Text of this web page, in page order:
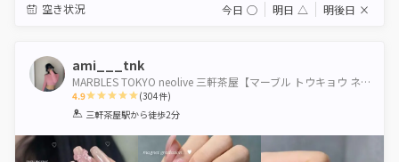
空き状況 今日 ◯ 明日 △ 明後日 ×
ami___tnk
MARBLES TOKYO neolive 三軒茶屋【マーブル トウキョウ ネオリーブ】
4.9
1 2 3 4 5
(304件)
三軒茶屋駅から徒歩2分